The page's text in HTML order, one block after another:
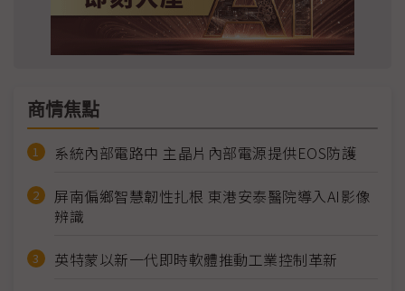
商情焦點
系統內部電路中 主晶片內部電源提供EOS防護
屏南偏鄉智慧韌性扎根 東港安泰醫院導入AI影像
辨識
英特蒙以新一代即時軟體推動工業控制革新